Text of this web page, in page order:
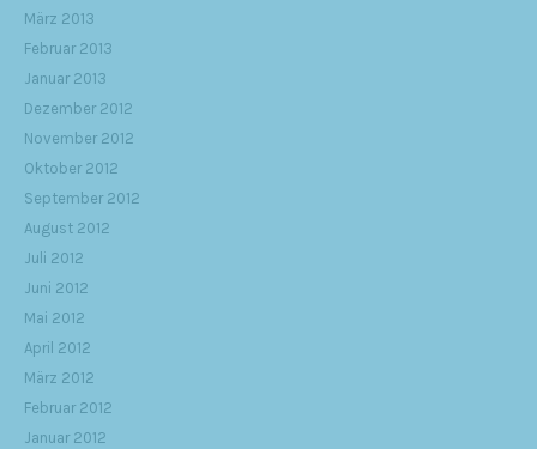
März 2013
Februar 2013
Januar 2013
Dezember 2012
November 2012
Oktober 2012
September 2012
August 2012
Juli 2012
Juni 2012
Mai 2012
April 2012
März 2012
Februar 2012
Januar 2012